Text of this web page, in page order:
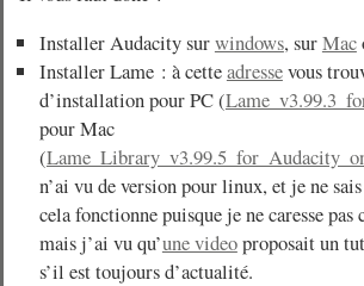
Installer Audacity surwindows, surMac
Installer Lame : à cetteadressevous
d’installation pour PC (
pour Mac
(
n’ai vu de version pour linux, et je ne
cela fonctionne puisque je ne caresse
mais j’ai vu qu’une videoproposait un
s’il est toujours d’actualité.